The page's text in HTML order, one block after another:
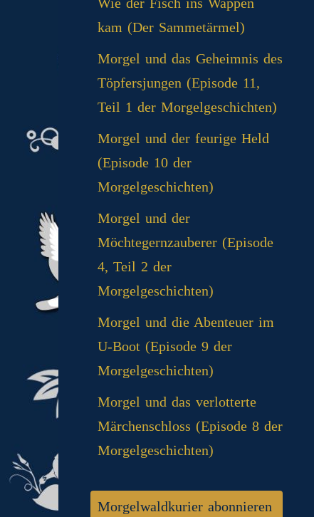
kam (Der Sammetärmel)
Morgel und das Geheimnis des
Töpfersjungen (Episode 11,
Teil 1 der Morgelgeschichten)
Morgel und der feurige Held
(Episode 10 der
Morgelgeschichten)
Morgel und der
Möchtegernzauberer (Episode
4, Teil 2 der
Morgelgeschichten)
Morgel und die Abenteuer im
U-Boot (Episode 9 der
Morgelgeschichten)
Morgel und das verlotterte
Märchenschloss (Episode 8 der
Morgelgeschichten)
Morgelwaldkurier abonnieren